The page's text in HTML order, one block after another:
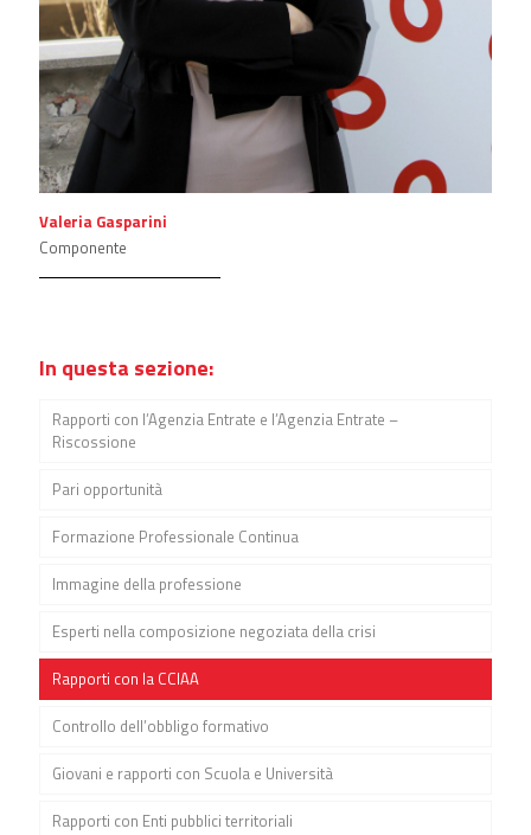
Valeria Gasparini
Componente
In questa sezione:
Rapporti con l’Agenzia Entrate e l’Agenzia Entrate –
Riscossione
Pari opportunità
Formazione Professionale Continua
Immagine della professione
Esperti nella composizione negoziata della crisi
Rapporti con la CCIAA
Controllo dell’obbligo formativo
Giovani e rapporti con Scuola e Università
Rapporti con Enti pubblici territoriali